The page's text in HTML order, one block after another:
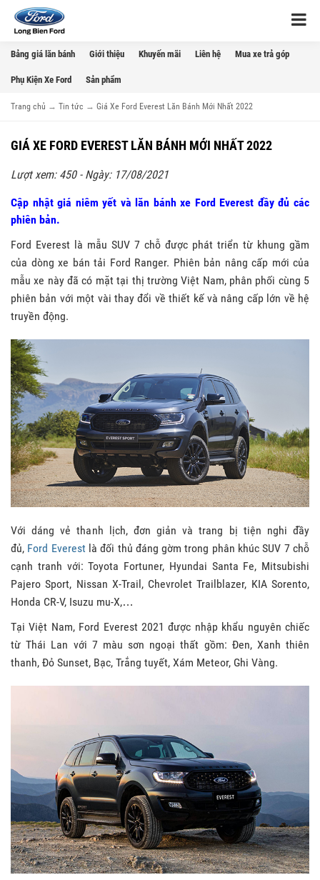
Bảng giá lăn bánh Giới thiệu Khuyến mãi Liên hệ Mua xe trả góp
Phụ Kiện Xe Ford Sản phẩm
Trang chủ → Tin tức → Giá Xe Ford Everest Lăn Bánh Mới Nhất 2022
GIÁ XE FORD EVEREST LĂN BÁNH MỚI NHẤT 2022
Lượt xem: 450 - Ngày: 17/08/2021
Cập nhật giá niêm yết và lăn bánh xe Ford Everest đầy đủ các
phiên bản.
Ford Everest là mẫu SUV 7 chỗ được phát triển từ khung gầm
của dòng xe bán tải Ford Ranger. Phiên bản nâng cấp mới của
mẫu xe này đã có mặt tại thị trường Việt Nam, phân phối cùng 5
phiên bản với một vài thay đổi về thiết kế và nâng cấp lớn về hệ
truyền động.
Với dáng vẻ thanh lịch, đơn giản và trang bị tiện nghi đầy
đủ, Ford Everestlà đối thủ đáng gờm trong phân khúc SUV 7 chỗ
cạnh tranh với: Toyota Fortuner, Hyundai Santa Fe, Mitsubishi
Pajero Sport, Nissan X-Trail, Chevrolet Trailblazer, KIA Sorento,
Honda CR-V, Isuzu mu-X,…
Tại Việt Nam, Ford Everest 2021 được nhập khẩu nguyên chiếc
từ Thái Lan với 7 màu sơn ngoại thất gồm: Đen, Xanh thiên
thanh, Đỏ Sunset, Bạc, Trắng tuyết, Xám Meteor, Ghi Vàng.